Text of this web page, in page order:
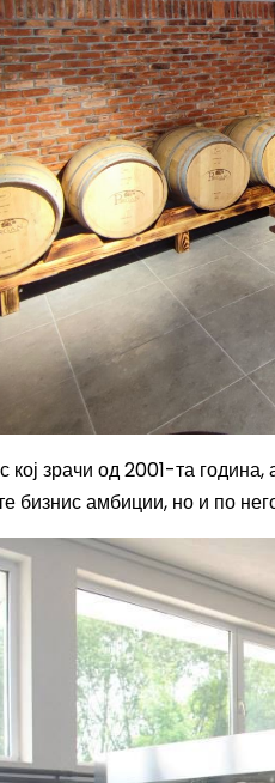
кој зрачи од 2001-та
бизнис амбиции, но и по